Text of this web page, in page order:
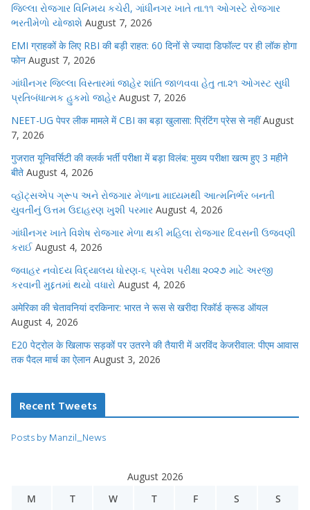
જિલ્લા રોજગાર વિનિમય કચેરી, ગાંધીનગર ખાતે તા.૧૧ ઓગસ્ટે રોજગાર
ભરતીમેળો યોજાશે August 7, 2026
EMI ग्राहकों के लिए RBI की बड़ी राहत: 60 दिनों से ज्यादा डिफॉल्ट पर ही लॉक होगा
फोन August 7, 2026
ગાંધીનગર જિલ્લા વિસ્તારમાં જાહેર શાંતિ જાળવવા હેતુ તા.૨૧ ઓગસ્ટ સુધી
પ્રતિબંધાત્મક હુકમો જાહેર August 7, 2026
NEET-UG पेपर लीक मामले में CBI का बड़ा खुलासा: प्रिंटिंग प्रेस से नहीं August
7, 2026
गुजरात यूनिवर्सिटी की क्लर्क भर्ती परीक्षा में बड़ा विलंब: मुख्य परीक्षा खत्म हुए 3 महीने
बीते August 4, 2026
વ્હૉટ્સએપ ગ્રૂપ અને રોજગાર મેળાના માધ્યમથી આત્મનિર્ભર બનતી
યુવતીનું ઉત્તમ ઉદાહરણ ખુશી પરમાર August 4, 2026
ગાંધીનગર ખાતે વિશેષ રોજગાર મેળા થકી મહિલા રોજગાર દિવસની ઉજવણી
કરાઈ August 4, 2026
જવાહર નવોદય વિદ્યાલય ધોરણ-૬ પ્રવેશ પરીક્ષા ૨૦૨૭ માટે અરજી
કરવાની મુદ્દતમાં થયો વધારો August 4, 2026
अमेरिका की चेतावनियां दरकिनार: भारत ने रूस से खरीदा रिकॉर्ड क्रूड ऑयल
August 4, 2026
E20 पेट्रोल के खिलाफ सड़कों पर उतरने की तैयारी में अरविंद केजरीवाल: पीएम आवास
तक पैदल मार्च का ऐलान August 3, 2026
Recent Tweets
Posts by Manzil_News
August 2026
M
T W T F S S